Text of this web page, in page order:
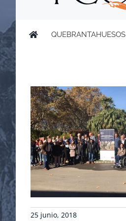
QUEBRANTAHUESOS
25 junio, 2018